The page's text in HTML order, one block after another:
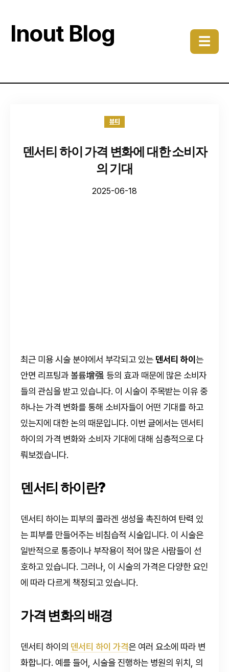
Inout Blog ☰
뷰티
덴서티 하이 가격 변화에 대한 소비자
의 기대
2025-06-18
최근 미용 시술 분야에서 부각되고 있는 덴서티 하이 는
안면 리프팅과 볼륨增强 등의 효과 때문에 많은 소비자
들의 관심을 받고 있습니다. 이 시술이 주목받는 이유 중
하나는 가격 변화를 통해 소비자들이 어떤 기대를 하고
있는지에 대한 논의 때문입니다. 이번 글에서는 덴서티
하이의 가격 변화와 소비자 기대에 대해 심층적으로 다
뤄보겠습니다.
덴서티 하이란?
덴서티 하이는 피부의 콜라겐 생성을 촉진하여 탄력 있
는 피부를 만들어주는 비침습적 시술입니다. 이 시술은
일반적으로 통증이나 부작용이 적어 많은 사람들이 선
호하고 있습니다. 그러나, 이 시술의 가격은 다양한 요인
에 따라 다르게 책정되고 있습니다.
가격 변화의 배경
덴서티 하이의 덴서티 하이 가격은 여러 요소에 따라 변
화합니다. 예를 들어, 시술을 진행하는 병원의 위치, 의